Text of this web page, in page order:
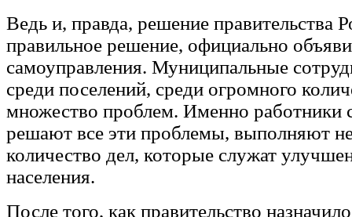
Ведь и, правда, решение правительства
правильное решение, официально
самоуправления. Муниципальные
среди поселений, среди огромного
множество проблем. Именно работники
решают все эти проблемы, выполняют
количество дел, которые служат
населения.
После того, как правительство